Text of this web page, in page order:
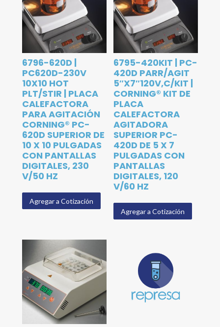
6796-620D |
PC620D-230V
10X10 HOT
PLT/STIR | PLACA
CALEFACTORA
PARA AGITACIÓN
CORNING® PC-
620D SUPERIOR DE
10 X 10 PULGADAS
CON PANTALLAS
DIGITALES, 230
V/50 HZ
Agregar a Cotización
6795-420KIT | PC-
420D PARR/AGIT
5″X7″120V,C/KIT |
CORNING® KIT DE
PLACA
CALEFACTORA
AGITADORA
SUPERIOR PC-
420D DE 5 X 7
PULGADAS CON
PANTALLAS
DIGITALES, 120
V/60 HZ
Agregar a Cotización